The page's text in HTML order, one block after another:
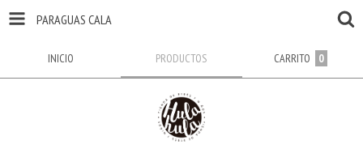
PARAGUAS CALA
INICIO PRODUCTOS CARRITO 0